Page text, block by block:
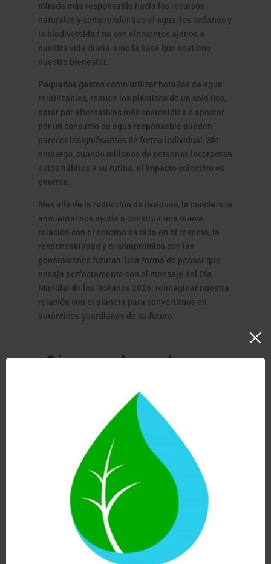
mirada más responsable hacia los recursos
naturales y comprender que el agua, los océanos y
la biodiversidad no son elementos ajenos a
nuestra vida diaria, sino la base que sostiene
nuestro bienestar.
Pequeños gestos como utilizar botellas de agua
reutilizables, reducir los plásticos de un solo uso,
optar por alternativas más sostenibles o apostar
por un consumo de agua responsable pueden
parecer insignificantes de forma individual. Sin
embargo, cuando millones de personas incorporan
estos hábitos a su rutina, el impacto colectivo es
enorme
Más allá de la reducción de residuos, la conciencia
ambiental nos ayuda a construir una nueva
relación con el entorno basada en el respeto, la
responsabilidad y el compromiso con las
generaciones futuras. Una forma de pensar que
encaja perfectamente con el mensaje del Día
Mundial de los Océanos 2026: reimaginar nuestra
relación con el planeta para convertirnos en
auténticos guardianes de su futuro.
¿Cómo puede ayudar un
Muchas personas creen que la protección de los
océanos depende exclusivamente de gobiernos,
empresas o grandes organizaciones
internacionales.
Sin embargo, las decisiones individuales también
desempeñan un papel importante. En este
contexto, cada vez más familias optan por reducir
su dependencia del agua embotellada y utilizar
sistemas de filtración de agua domésticos .
Un filtro de aguapermite disponer de agua filtrada